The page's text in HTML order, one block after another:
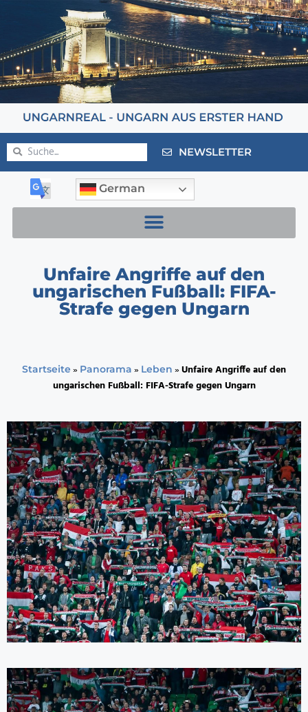
NEWSLETTER
German
Unfaire Angriffe auf den
ungarischen Fußball: FIFA-
Strafe gegen Ungarn
Startseite » Panorama » Leben »Unfaire Angriffe auf den
ungarischen Fußball: FIFA-Strafe gegen Ungarn